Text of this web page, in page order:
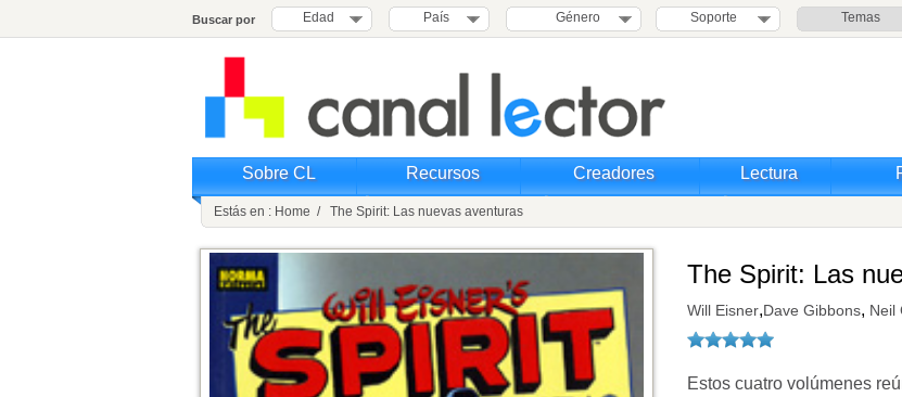
Buscar por Edad País Género Soporte Temas
Sobre CL Recursos Creadores Lectura
Estás en : Home / The Spirit: Las nuevas aventuras
The Spirit: Las
Will Eisner,Dave Gibbons, Neil
Estos cuatro volúmenes